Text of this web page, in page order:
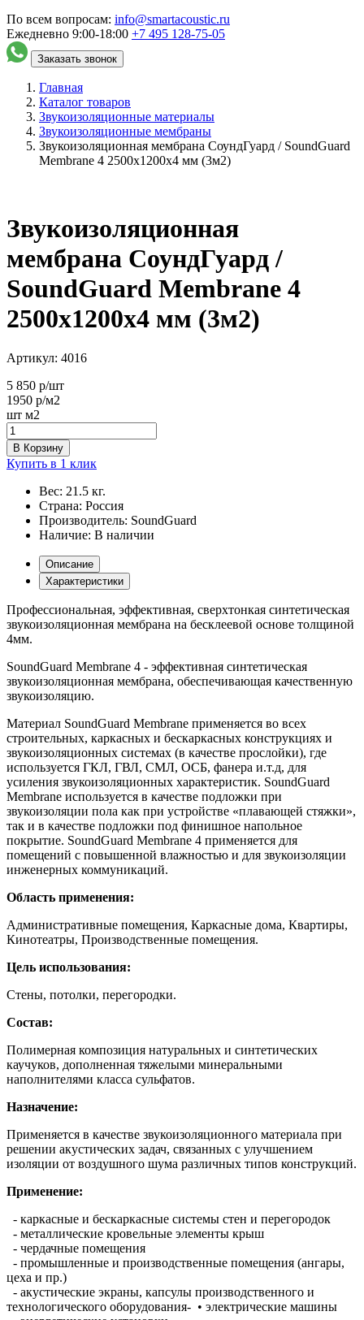
По всем вопросам: info@smartacoustic.ru
Ежедневно 9:00-18:00 +7 495 128-75-05
Заказать звонок
Главная
Каталог товаров
Звукоизоляционные материалы
Звукоизоляционные мембраны
Звукоизоляционная мембрана СоундГуард / SoundGuard
Membrane 4 2500х1200х4 мм (3м2)
Звукоизоляционная
мембрана СоундГуард /
SoundGuard Membrane 4
2500х1200х4 мм (3м2)
Артикул: 4016
5 850 р/шт
1950 р/м2
шт м2
В Корзину
Купить в 1 клик
Вес: 21.5 кг.
Страна: Россия
Производитель: SoundGuard
Наличие: В наличии
Описание
Характеристики
Профессиональная, эффективная, сверхтонкая синтетическая
звукоизоляционная мембрана на бесклеевой основе толщиной
4мм.
SoundGuard Membrane 4 - эффективная синтетическая
звукоизоляционная мембрана, обеспечивающая качественную
звукоизоляцию.
Материал SoundGuard Membrane применяется во всех
строительных, каркасных и бескаркасных конструкциях и
звукоизоляционных системах (в качестве прослойки), где
используется ГКЛ, ГВЛ, СМЛ, ОСБ, фанера и.т.д, для
усиления звукоизоляционных характеристик. SoundGuard
Membrane используется в качестве подложки при
звукоизоляции пола как при устройстве «плавающей стяжки»,
так и в качестве подложки под финишное напольное
покрытие. SoundGuard Membrane 4 применяется для
помещений с повышенной влажностью и для звукоизоляции
инженерных коммуникаций.
Область применения:
Административные помещения, Каркасные дома, Квартиры,
Кинотеатры, Производственные помещения.
Цель использования:
Стены, потолки, перегородки.
Состав:
Полимерная композиция натуральных и синтетических
каучуков, дополненная тяжелыми минеральными
наполнителями класса сульфатов.
Назначение:
Применяется в качестве звукоизоляционного материала при
решении акустических задач, связанных с улучшением
изоляции от воздушного шума различных типов конструкций.
Применение:
- каркасные и бескаркасные системы стен и перегородок
- металлические кровельные элементы крыш
- чердачные помещения
- промышленные и производственные помещения (ангары,
цеха и пр.)
- акустические экраны, капсулы производственного и
технологического оборудования- • электрические машины